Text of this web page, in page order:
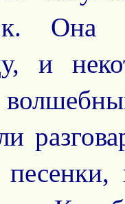
Она
и